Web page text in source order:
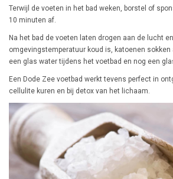
Terwijl de voeten in het bad weken, borstel of
10 minuten af.
Na het bad de voeten laten drogen aan de lucht
omgevingstemperatuur koud is, katoenen sokken
een glas water tijdens het voetbad en nog een
Een Dode Zee voetbad werkt tevens perfect in
cellulite kuren en bij detox van het lichaam.